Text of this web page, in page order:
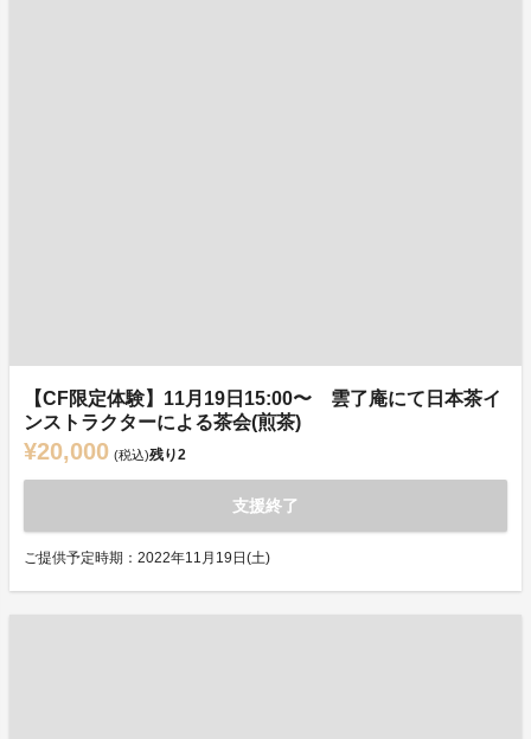
【CF限定体験】11月19日15:00〜 雲了庵にて日本茶イ
ンストラクターによる茶会(煎茶)
¥20,000 (税込)残り2
支援終了
ご提供予定時期：2022年11月19日(土)